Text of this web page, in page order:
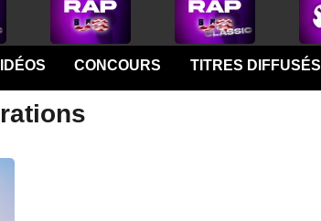
CONCOURS TITRES DIFFUSÉS